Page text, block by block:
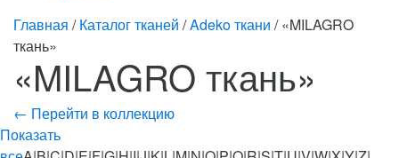
Главная /Каталог тканей /Adeko ткани / «MILAGRO
ткань»
«MILAGRO ткань»
← Перейти в коллекцию
Показать